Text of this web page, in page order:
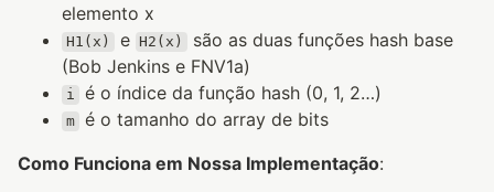
elemento x
H1(x) e H2(x)
são as duas funções hash base
(Bob Jenkins e FNV1a)
i é o índice da função hash (0, 1, 2…)
m
é o tamanho do array de bits
Como Funciona em Nossa Implementação: